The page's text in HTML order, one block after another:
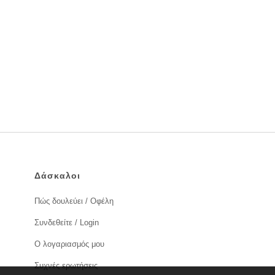
Δάσκαλοι
Πώς δουλεύει / Οφέλη
Συνδεθείτε / Login
Ο λογαριασμός μου
Συχνές ερωτήσεις